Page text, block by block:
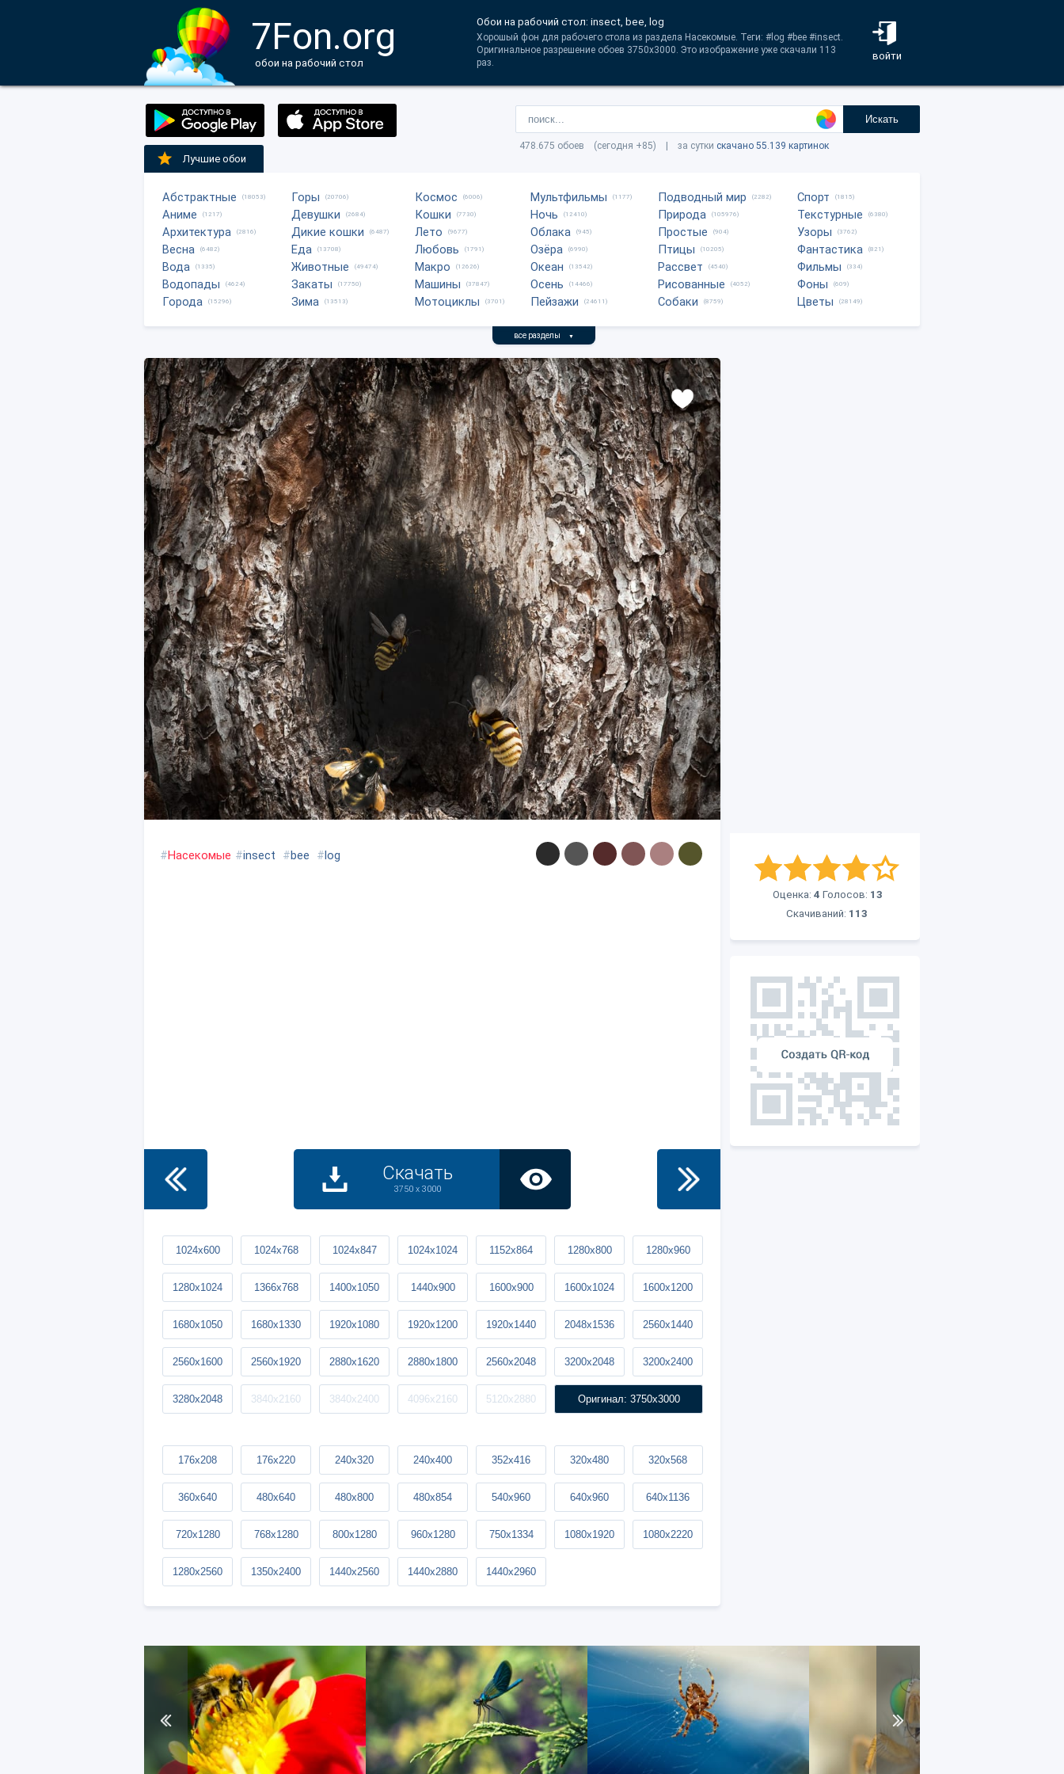
7Fon.org
обои на рабочий стол
войти
Обои на рабочий стол: insect, bee, log
Хорошый фон для рабочего стола из раздела Насекомые. Теги: #log #bee #insect.
Оригинальное разрешение обоев 3750x3000. Это изображение уже скачали 113
раз.
Искать
478.675 обоев (сегодня +85) | за сутки скачано 55.139 картинок
Лучшие обои
Абстрактные (18053)
Аниме (1217)
Архитектура (2816)
Весна (6482)
Вода (1335)
Водопады (4624)
Города (15296)
Горы (20706)
Девушки (2684)
Дикие кошки (6487)
Еда (13708)
Животные (49474)
Закаты (17750)
Зима (13513)
Космос (6006)
Кошки (7730)
Лето (9677)
Любовь (1791)
Макро (12626)
Машины (37847)
Мотоциклы (3701)
Мультфильмы (1177)
Ночь (12410)
Облака (945)
Озёра (6990)
Океан (13542)
Осень (14466)
Пейзажи (24611)
Подводный мир (2282)
Природа (105976)
Простые (904)
Птицы (10205)
Рассвет (4540)
Рисованные (4052)
Собаки (8759)
Спорт (1815)
Текстурные (6380)
Узоры (3762)
Фантастика (821)
Фильмы (334)
Фоны (609)
Цветы (28149)
все разделы ▼
Оценка: 4 Голосов: 13
Скачиваний: 113
#Насекомые #insect #bee #log
Скачать
3750 x 3000
1024x600 1024x768 1024x847 1024x1024 1152x864 1280x800 1280x960
1280x1024 1366x768 1400x1050 1440x900 1600x900 1600x1024 1600x1200
1680x1050 1680x1330 1920x1080 1920x1200 1920x1440 2048x1536 2560x1440
2560x1600 2560x1920 2880x1620 2880x1800 2560x2048 3200x2048 3200x2400
3280x2048 3840x2160 3840x2400 4096x2160 5120x2880 Оригинал: 3750x3000
176x208 176x220 240x320 240x400 352x416 320x480 320x568
360x640 480x640 480x800 480x854 540x960 640x960 640x1136
720x1280 768x1280 800x1280 960x1280 750x1334 1080x1920 1080x2220
1280x2560 1350x2400 1440x2560 1440x2880 1440x2960